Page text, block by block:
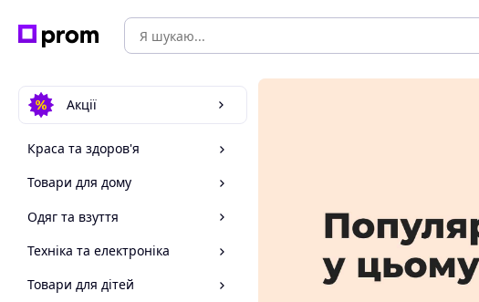
Акції
Краса та здоров'я
Товари для дому
Одяг та взуття
Техніка та електроніка
Товари для дітей